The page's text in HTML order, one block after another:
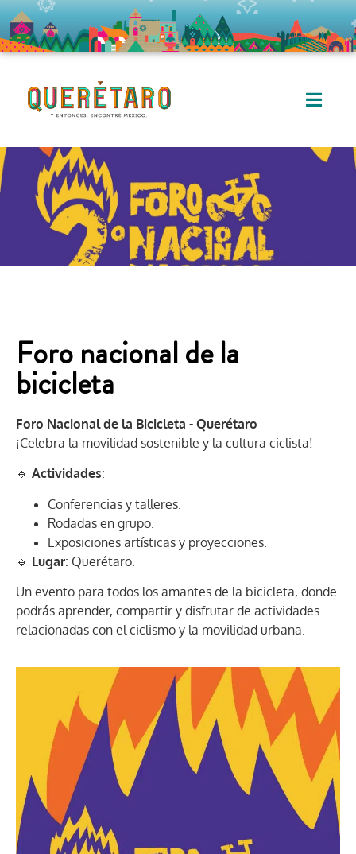
Foro nacional de la
bicicleta
Foro Nacional de la Bicicleta - Querétaro
¡Celebra la movilidad sostenible y la cultura ciclista!
🔹 Actividades:
Conferencias y talleres.
Rodadas en grupo.
Exposiciones artísticas y proyecciones.
🔹 Lugar: Querétaro.
Un evento para todos los amantes de la bicicleta, donde
podrás aprender, compartir y disfrutar de actividades
relacionadas con el ciclismo y la movilidad urbana.